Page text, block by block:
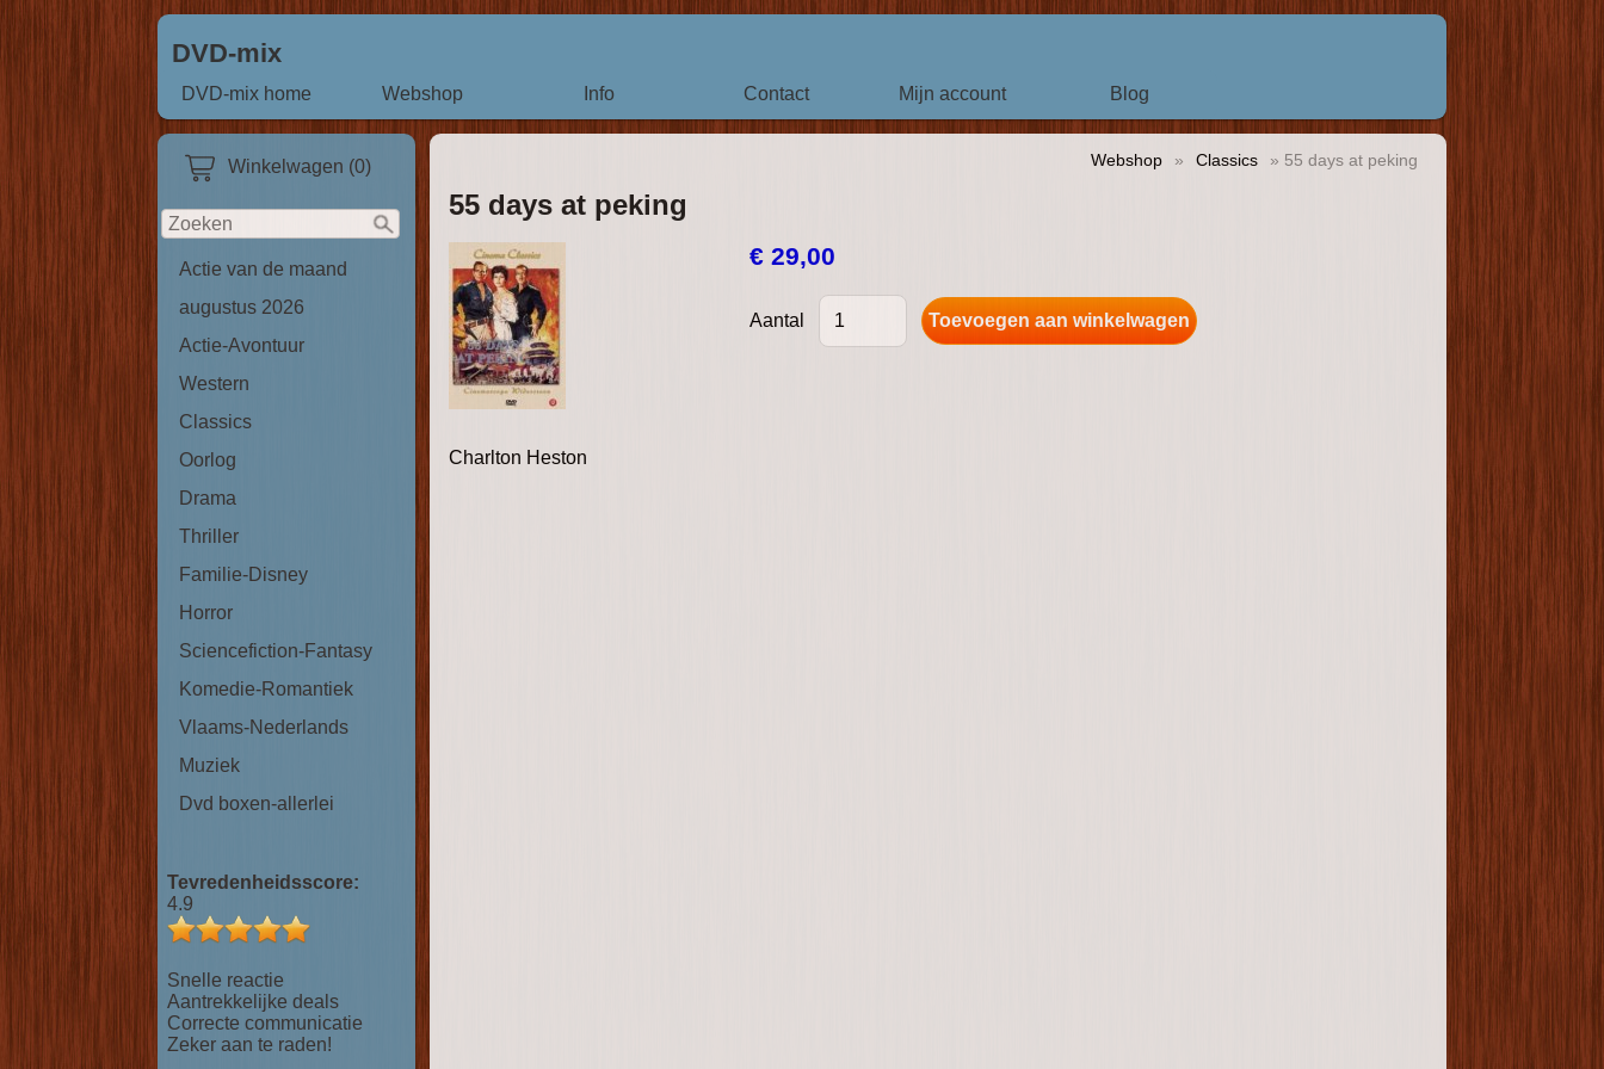
DVD-mix
DVD-mix home Webshop Info Contact Mijn account Blog
Winkelwagen (0)
Actie van de maand
augustus 2026
Actie-Avontuur
Western
Classics
Oorlog
Drama
Thriller
Familie-Disney
Horror
Sciencefiction-Fantasy
Komedie-Romantiek
Vlaams-Nederlands
Muziek
Dvd boxen-allerlei
Tevredenheidsscore:
4.9
Snelle reactie
Aantrekkelijke deals
Correcte communicatie
Zeker aan te raden!
Webshop » Classics » 55 days at peking
55 days at peking
€ 29,00
Aantal
Charlton Heston